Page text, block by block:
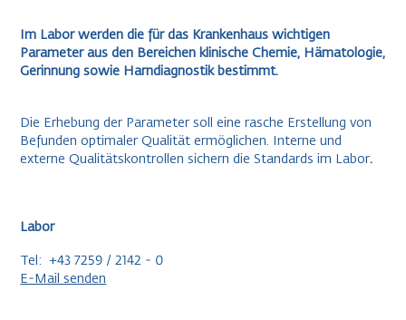
Im Labor werden die für das Krankenhaus wichtigen
Parameter aus den Bereichen klinische Chemie, Hämatologie,
Gerinnung sowie Harndiagnostik bestimmt.
Die Erhebung der Parameter soll eine rasche Erstellung von
Befunden optimaler Qualität ermöglichen. Interne und
externe Qualitätskontrollen sichern die Standards im Labor.
Labor
Tel: +43 7259 / 2142 - 0
E-Mail senden